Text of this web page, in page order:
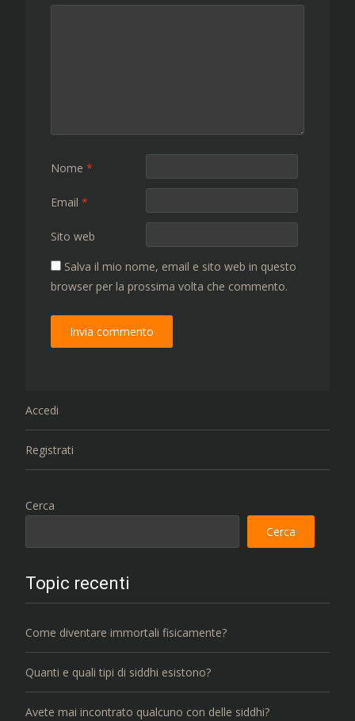
Nome *
Email *
Sito web
Salva il mio nome, email e sito web in questo
browser per la prossima volta che commento.
Accedi
Registrati
Cerca
Cerca
Topic recenti
Come diventare immortali fisicamente?
Quanti e quali tipi di siddhi esistono?
Avete mai incontrato qualcuno con delle siddhi?